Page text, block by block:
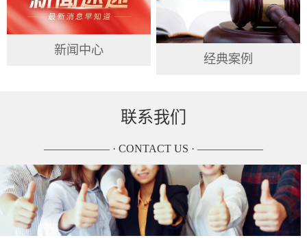
新闻中心
经典案例
联系我们
—————— · CONTACT US · ——————